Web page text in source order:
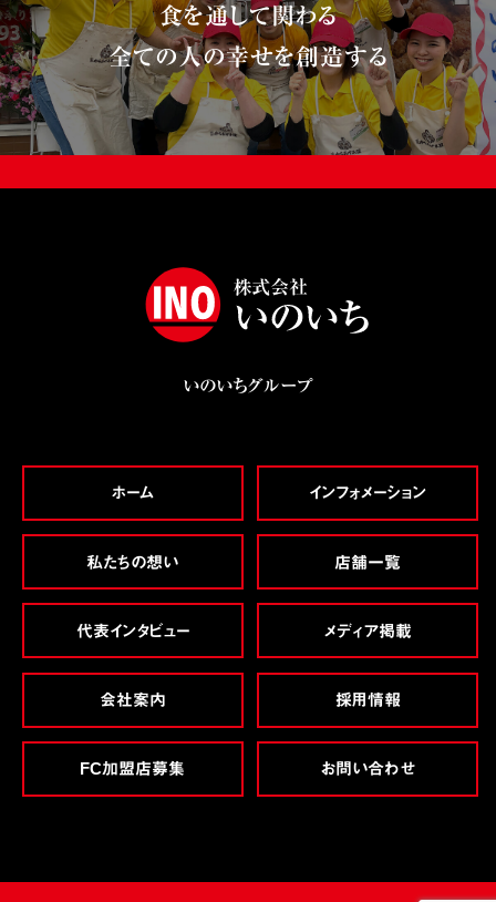
食を通して関わる
全ての人の幸せを創造する
いのいちグループ
ホーム インフォメーション
私たちの想い 店舗一覧
代表インタビュー メディア掲載
会社案内 採用情報
FC加盟店募集 お問い合わせ